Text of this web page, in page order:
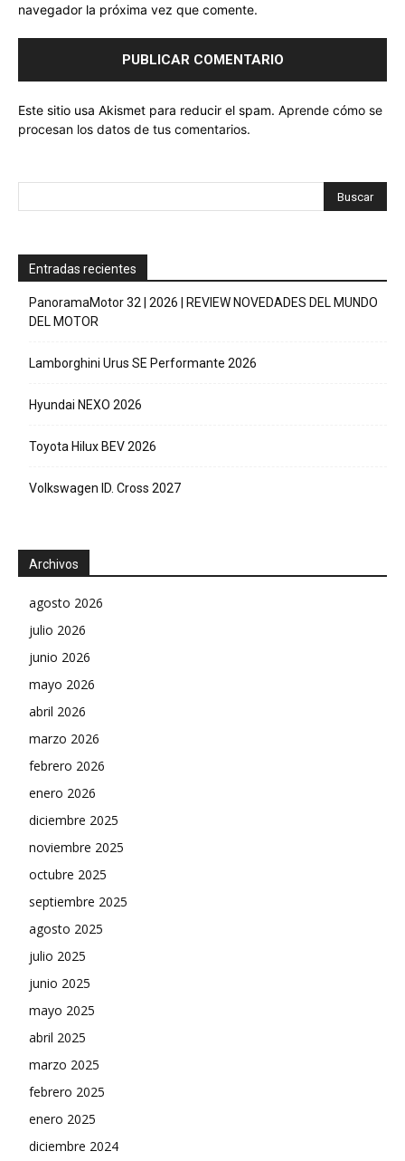
navegador la próxima vez que comente.
Este sitio usa Akismet para reducir el spam. Aprende cómo se
procesan los datos de tus comentarios.
Entradas recientes
PanoramaMotor 32 | 2026 | REVIEW NOVEDADES DEL MUNDO
DEL MOTOR
Lamborghini Urus SE Performante 2026
Hyundai NEXO 2026
Toyota Hilux BEV 2026
Volkswagen ID. Cross 2027
Archivos
agosto 2026
julio 2026
junio 2026
mayo 2026
abril 2026
marzo 2026
febrero 2026
enero 2026
diciembre 2025
noviembre 2025
octubre 2025
septiembre 2025
agosto 2025
julio 2025
junio 2025
mayo 2025
abril 2025
marzo 2025
febrero 2025
enero 2025
diciembre 2024